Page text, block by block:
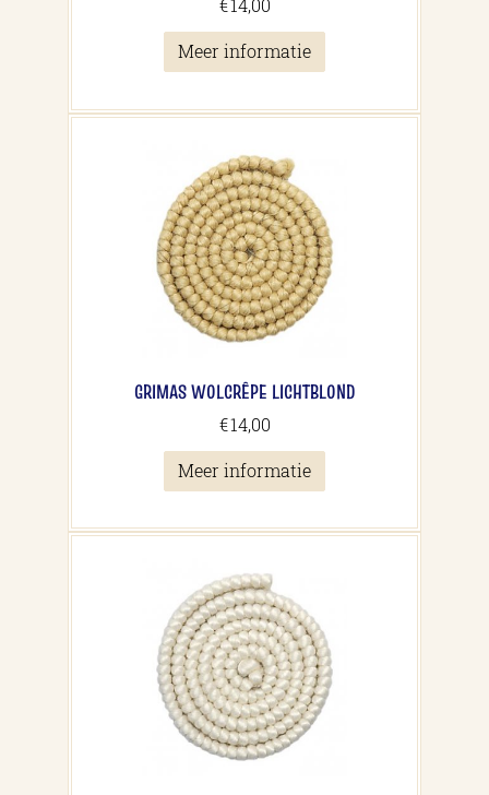
€14,00
Meer informatie
GRIMAS WOLCRÊPE LICHTBLOND
€14,00
Meer informatie